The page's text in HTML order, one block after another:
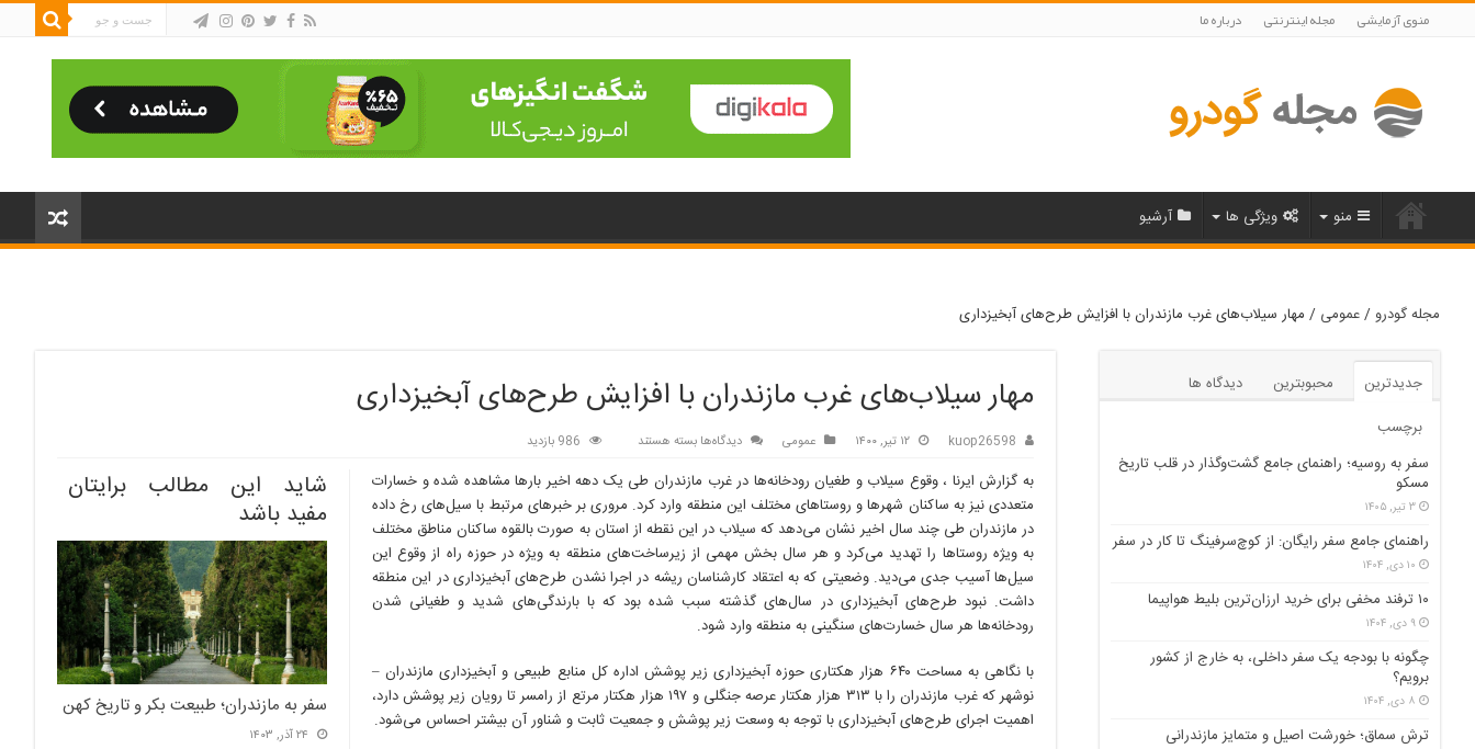
منوی آزمایشی مجله اینترنتی درباره ما
منو ویژگی ها آرشیو
مجله گودرو /عمومی / مهار سیلاب‌های غرب مازندران با افزایش طرح‌های آبخیزداری
مهار سیلاب‌های غرب مازندران با افزایش طرح‌های آبخیزداری
kuop26598 ۱۲ تیر, ۱۴۰۰ عمومی دیدگاه‌ها برای
سیلاب‌های
غرب
مازندران
با
افزایش
طرح‌های
آبخیزداری
بسته هستند 986 بازدید
شاید این مطالب برایتان
مفید باشد
سفر به مازندران؛ طبیعت بکر و تاریخ کهن
۲۴ آذر, ۱۴۰۳
به گزارش ایرنا ، وقوع سیلاب و طغیان رودخانه‌ها در غرب مازندران طی یک دهه اخیر بارها مشاهده شده و خسارات
متعددی نیز به ساکنان شهرها و روستاهای مختلف این منطقه وارد کرد. مروری بر خبرهای مرتبط با سیل‌های رخ داده
در مازندران طی چند سال اخیر نشان می‌دهد که سیلاب در این نقطه از استان به صورت بالقوه ساکنان مناطق مختلف
به ویژه روستاها را تهدید می‌کرد و هر سال بخش مهمی از زیرساخت‌های منطقه به ویژه در حوزه راه از وقوع این
سیل‌ها آسیب جدی می‌دید. وضعیتی که به اعتقاد کارشناسان ریشه در اجرا نشدن طرح‌های آبخیزداری در این منطقه
داشت. نبود طرح‌های آبخیزداری در سال‌های گذشته سبب شده بود که با بارندگی‌های شدید و طغیانی شدن
رودخانه‌ها هر سال خسارت‌های سنگینی به منطقه وارد شود.
با نگاهی به مساحت ۶۴۰ هزار هکتاری حوزه آبخیزداری زیر پوشش اداره کل منابع طبیعی و آبخیزداری مازندران –
نوشهر که غرب مازندران را با ۳۱۳ هزار هکتار عرصه جنگلی و ۱۹۷ هزار هکتار مرتع از رامسر تا رویان زیر پوشش دارد،
اهمیت اجرای طرح‌های آبخیزداری با توجه به وسعت زیر پوشش و جمعیت ثابت و شناور آن بیشتر احساس می‌شود.
جدیدترین محبوبترین
دیدگاه ها
برچسب
سفر به روسیه؛ راهنمای جامع گشت‌وگذار در قلب تاریخ
مسکو
۳ تیر, ۱۴۰۵
راهنمای جامع سفر رایگان: از کوچ‌سرفینگ تا کار در سفر
۱۰ دی, ۱۴۰۴
۱۰ ترفند مخفی برای خرید ارزان‌ترین بلیط هواپیما
۹ دی, ۱۴۰۴
چگونه با بودجه یک سفر داخلی، به خارج از کشور
برویم؟
۸ دی, ۱۴۰۴
ترش سماق؛ خورشت اصیل و متمایز مازندرانی